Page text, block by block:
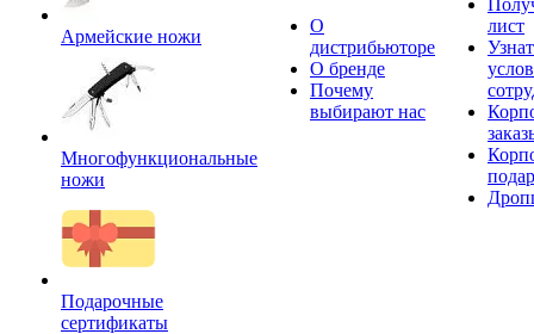
Армейские ножи
Многофункциональные
ножи
Подарочные
сертификаты
О
дистрибьюторе
О бренде
Почему
выбирают нас
лист